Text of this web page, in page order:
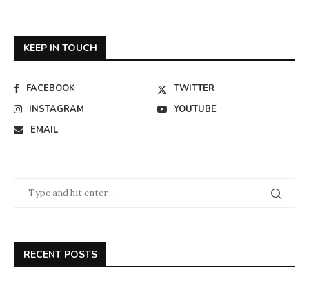
KEEP IN TOUCH
FACEBOOK
TWITTER
INSTAGRAM
YOUTUBE
EMAIL
RECENT POSTS